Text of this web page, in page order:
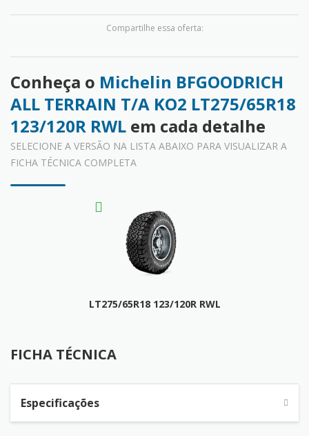
Compartilhe essa oferta:
Conheça o Michelin BFGOODRICH
ALL TERRAIN T/A KO2 LT275/65R18
123/120R RWL em cada detalhe
SELECIONE A VERSÃO NA LISTA ABAIXO PARA VISUALIZAR A
FICHA TÉCNICA COMPLETA
LT275/65R18 123/120R RWL
FICHA TÉCNICA
Especificações